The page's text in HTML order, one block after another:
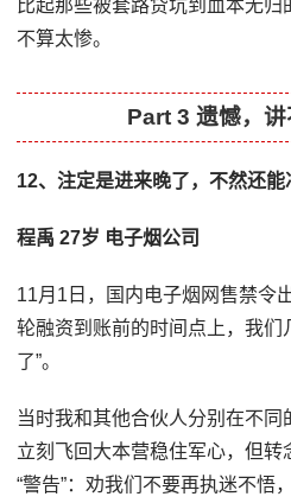
比起那些被套路贷坑到血本无
不算太惨。
Part 3 遗憾，
12、注定是进来晚了，不然还能
程禹 27岁 电子烟公司
11月1日，国内电子烟网售禁令
轮融资到账前的时间点上，我们
了”。
当时我和其他合伙人分别在不
立刻飞回大本营稳住军心，但
“警告”：劝我们不要再执迷不悟